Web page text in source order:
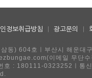
정보취급방침 광고문의
동) 604호ㅣ부산시 해운
이메일 무단수
호 : 180111-0323252ㅣ통